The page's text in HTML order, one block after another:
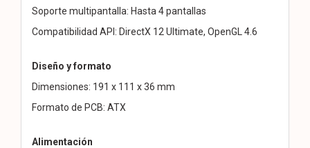
Soporte multipantalla: Hasta 4 pantallas
Compatibilidad API: DirectX 12 Ultimate, OpenGL 4.6
Diseño y formato
Dimensiones: 191 x 111 x 36 mm
Formato de PCB: ATX
Alimentación